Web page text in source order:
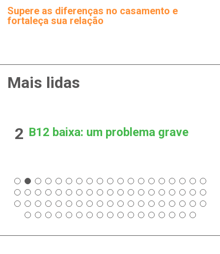
Supere as diferenças no casamento e
fortaleça sua relação
Mais lidas
2 B12 baixa: um problema grave